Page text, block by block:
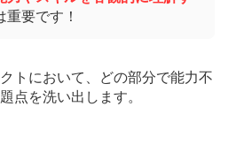
重要です！
トにおいて、どの部分で能力不
点を洗い出します。